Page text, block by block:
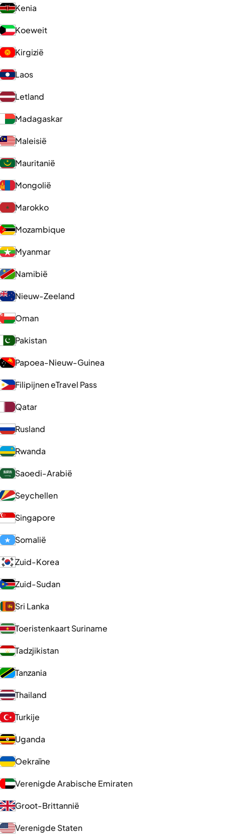
Kenia
Koeweit
Kirgizië
Laos
Letland
Madagaskar
Maleisië
Mauritanië
Mongolië
Marokko
Mozambique
Myanmar
Namibië
Nieuw-Zeeland
Oman
Pakistan
Papoea-Nieuw-Guinea
Filipijnen eTravel Pass
Qatar
Rusland
Rwanda
Saoedi-Arabië
Seychellen
Singapore
Somalië
Zuid-Korea
Zuid-Sudan
Sri Lanka
Toeristenkaart Suriname
Tadzjikistan
Tanzania
Thailand
Turkije
Uganda
Oekraïne
Verenigde Arabische Emiraten
Groot-Brittannië
Verenigde Staten